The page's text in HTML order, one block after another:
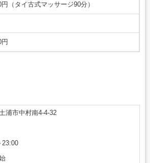
（タイ古式マッサージ90分）
浦市中村南4-4-32
23:00